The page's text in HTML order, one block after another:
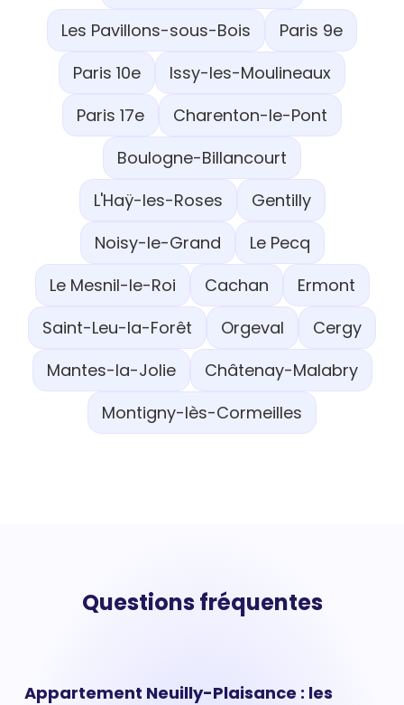
Les Pavillons-sous-Bois
Paris 9e
Paris 10e
Issy-les-Moulineaux
Paris 17e
Charenton-le-Pont
Boulogne-Billancourt
L'Haÿ-les-Roses
Gentilly
Noisy-le-Grand
Le Pecq
Le Mesnil-le-Roi
Cachan
Ermont
Saint-Leu-la-Forêt
Orgeval
Cergy
Mantes-la-Jolie
Châtenay-Malabry
Montigny-lès-Cormeilles
Questions fréquentes
Appartement Neuilly-Plaisance : les